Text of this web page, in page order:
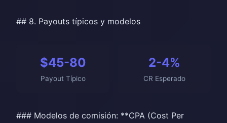
## 8. Payouts típicos y modelos
$45-80
Payout Típico
2-4%
CR Esperado
### Modelos de comisión: **CPA (Cost Per